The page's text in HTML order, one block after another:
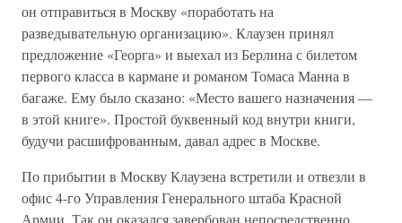
он отправиться в Москву «поработать на
разведывательную организацию». Клаузен принял
предложение «Георга» и выехал из Берлина с билетом
первого класса в кармане и романом Томаса Манна в
багаже. Ему было сказано: «Место вашего назначения —
в этой книге». Простой буквенный код внутри книги,
будучи расшифрованным, давал адрес в Москве.
По прибытии в Москву Клаузена встретили и отвезли в
офис 4-го Управления Генерального штаба Красной
Армии. Так он оказался завербован непосредственно